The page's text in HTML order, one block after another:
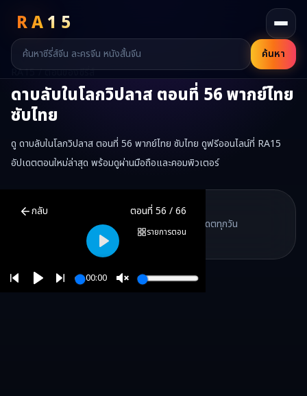
RA15
ค้นหา
RA15 / ตอนของซีรี่ส์
ดาบลับในโลกวิปลาส ตอนที่ 56พากย์ไทย
ซับไทย
ดู ดาบลับในโลกวิปลาส ตอนที่ 56 พากย์ไทย ซับไทย ดูฟรีออนไลน์ที่ RA15
อัปเดตตอนใหม่ล่าสุด พร้อมดูผ่านมือถือและคอมพิวเตอร์
กลับ ตอนที่ 56 /66
รายการตอน
00:00
Play
ดาบ
RA15 เป็นเว็บไซต์ดูซีรี่ส์จีนออนไลน์ฟรี ที่รวบรวมหนังจีน ละครจีน มิ
RA15 Drama
RA15 Drama
รวมซีรี่ส์จีน ละครสั้น หนังแนวตั้ง พากย์ไทย อัปเดตทุกวัน
RA15 Drama